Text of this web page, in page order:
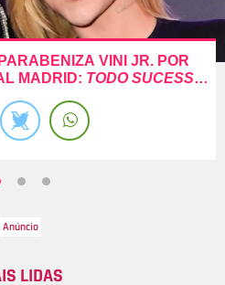
VINI JR. POR
MADRID: TODO SUCESSO
LIDAS